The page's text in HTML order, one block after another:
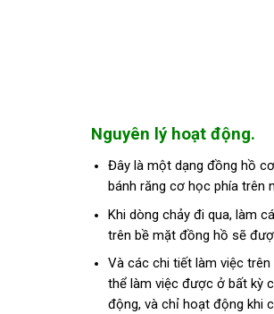
Nguyên lý hoạt động.
Đây là một dạng đồng hồ
bánh răng cơ học phía trên
Khi dòng chảy đi qua, làm
trên bề mặt đồng hồ sẽ
Và các chi tiết làm việc
thể làm việc được ở bất kỳ
động, và chỉ hoạt động khi